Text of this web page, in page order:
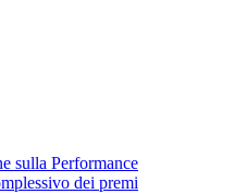
sulla Performance
dei premi